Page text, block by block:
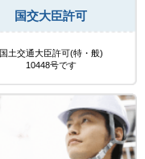
国交大臣許可
国土交通大臣許可(特・般)
10448号です